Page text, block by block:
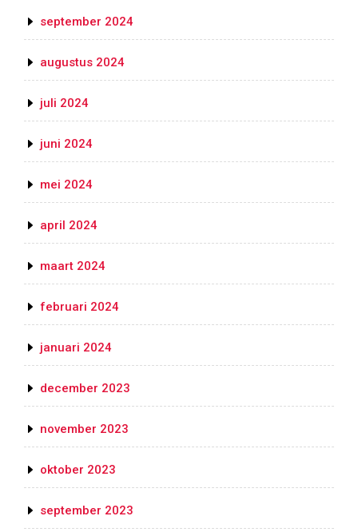
september 2024
augustus 2024
juli 2024
juni 2024
mei 2024
april 2024
maart 2024
februari 2024
januari 2024
december 2023
november 2023
oktober 2023
september 2023